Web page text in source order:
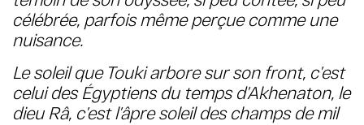
célébrée, parfois même perçue comme une
nuisance.
Le soleil que Touki arbore sur son front, c’est
celui des Égyptiens du temps d’Akhenaton, le
dieu Râ, c’est l’âpre soleil des champs de mil